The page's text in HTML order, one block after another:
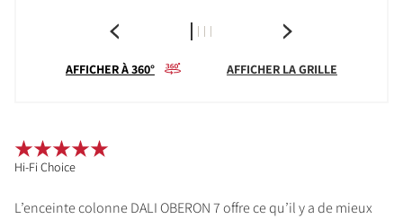
AFFICHER À 360° AFFICHER LA GRILLE
L’enceinte colonne DALI OBERON 7 offre ce qu’il y a de mieux
Hi-Fi Choice